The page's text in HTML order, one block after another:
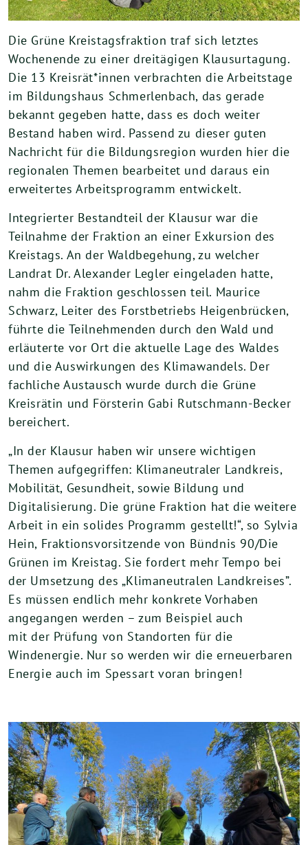
Die Grüne Kreistagsfraktion traf sich letztes
Wochenende zu einer dreitägigen Klausurtagung.
Die 13 Kreisrät*innen verbrachten die Arbeitstage
im Bildungshaus Schmerlenbach, das gerade
bekannt gegeben hatte, dass es doch weiter
Bestand haben wird. Passend zu dieser guten
Nachricht für die Bildungsregion wurden hier die
regionalen Themen bearbeitet und daraus ein
erweitertes Arbeitsprogramm entwickelt.
Integrierter Bestandteil der Klausur war die
Teilnahme der Fraktion an einer Exkursion des
Kreistags. An der Waldbegehung, zu welcher
Landrat Dr. Alexander Legler eingeladen hatte,
nahm die Fraktion geschlossen teil. Maurice
Schwarz, Leiter des Forstbetriebs Heigenbrücken,
führte die Teilnehmenden durch den Wald und
erläuterte vor Ort die aktuelle Lage des Waldes
und die Auswirkungen des Klimawandels. Der
fachliche Austausch wurde durch die Grüne
Kreisrätin und Försterin Gabi Rutschmann-Becker
bereichert.
„In der Klausur haben wir unsere wichtigen
Themen aufgegriffen: Klimaneutraler Landkreis,
Mobilität, Gesundheit, sowie Bildung und
Digitalisierung. Die grüne Fraktion hat die weitere
Arbeit in ein solides Programm gestellt!“, so Sylvia
Hein, Fraktionsvorsitzende von Bündnis 90/Die
Grünen im Kreistag. Sie fordert mehr Tempo bei
der Umsetzung des „Klimaneutralen Landkreises”.
Es müssen endlich mehr konkrete Vorhaben
angegangen werden – zum Beispiel auch
mit der Prüfung von Standorten für die
Windenergie. Nur so werden wir die erneuerbaren
Energie auch im Spessart voran bringen!